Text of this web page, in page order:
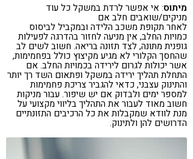
מיתוס: אי אפשר לרדת במשקל כל עוד
מניקים/שואבים חלב אם
לאחר תקופת משכב הלידה ובמקביל לביסוס
כמויות החלב, אין מניעה לחזור בהדרגה לפעילות
גופנית מתונה, לצד תזונה בריאה. חשוב לשים לב
שהחסך הקלורי לא מגיע מקיצוץ כולל בפחמימות,
אשר יכולות לגרום לירידה בכמויות החלב. אם
התחלת תהליך ירידה במשקל ופתאום השד רך יותר
והתינוק עצבני, כדאי להגביר צריכת פחמימות
למספר ימים ולבדוק אם יש שיפור. עבור מניקות
חשוב מאוד לעבור את התהליך בליווי מקצועי על
מנת לוודא שמקבלות את כל הרכיבים התזונתיים
הדרושים להן ולתינוק.